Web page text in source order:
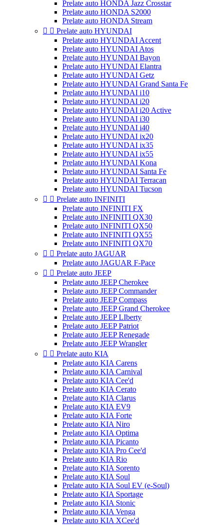
Prelate auto HONDA Jazz Crosstar
Prelate auto HONDA S2000
Prelate auto HONDA Stream
  Prelate auto HYUNDAI
Prelate auto HYUNDAI Accent
Prelate auto HYUNDAI Atos
Prelate auto HYUNDAI Bayon
Prelate auto HYUNDAI Elantra
Prelate auto HYUNDAI Getz
Prelate auto HYUNDAI Grand Santa Fe
Prelate auto HYUNDAI i10
Prelate auto HYUNDAI i20
Prelate auto HYUNDAI i20 Active
Prelate auto HYUNDAI i30
Prelate auto HYUNDAI i40
Prelate auto HYUNDAI ix20
Prelate auto HYUNDAI ix35
Prelate auto HYUNDAI ix55
Prelate auto HYUNDAI Kona
Prelate auto HYUNDAI Santa Fe
Prelate auto HYUNDAI Terracan
Prelate auto HYUNDAI Tucson
  Prelate auto INFINITI
Prelate auto INFINITI FX
Prelate auto INFINITI QX30
Prelate auto INFINITI QX50
Prelate auto INFINITI QX55
Prelate auto INFINITI QX70
  Prelate auto JAGUAR
Prelate auto JAGUAR F-Pace
  Prelate auto JEEP
Prelate auto JEEP Cherokee
Prelate auto JEEP Commander
Prelate auto JEEP Compass
Prelate auto JEEP Grand Cherokee
Prelate auto JEEP LIberty
Prelate auto JEEP Patriot
Prelate auto JEEP Renegade
Prelate auto JEEP Wrangler
  Prelate auto KIA
Prelate auto KIA Carens
Prelate auto KIA Carnival
Prelate auto KIA Cee'd
Prelate auto KIA Cerato
Prelate auto KIA Clarus
Prelate auto KIA EV9
Prelate auto KIA Forte
Prelate auto KIA Niro
Prelate auto KIA Optima
Prelate auto KIA Picanto
Prelate auto KIA Pro Cee'd
Prelate auto KIA Rio
Prelate auto KIA Sorento
Prelate auto KIA Soul
Prelate auto KIA Soul EV (e-Soul)
Prelate auto KIA Sportage
Prelate auto KIA Stonic
Prelate auto KIA Venga
Prelate auto KIA XCee'd